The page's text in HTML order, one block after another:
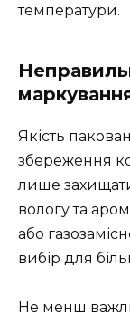
температури.
Якість
збереження
лише
вологу та
або
вибір для
Не менш